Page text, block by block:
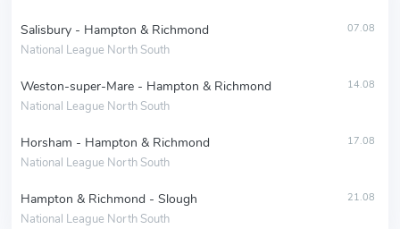
Salisbury - Hampton & Richmond
National League North South
07.08
Weston-super-Mare - Hampton & Richmond
National League North South
14.08
Horsham - Hampton & Richmond
National League North South
17.08
Hampton & Richmond - Slough
National League North South
21.08